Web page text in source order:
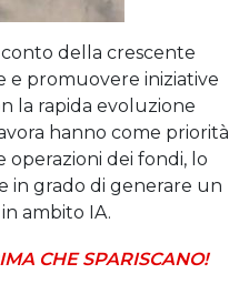
della crescente
e promuovere iniziative
la rapida evoluzione
hanno come priorità
operazioni dei fondi, lo
in grado di generare un
ambito IA.
CHE SPARISCANO!